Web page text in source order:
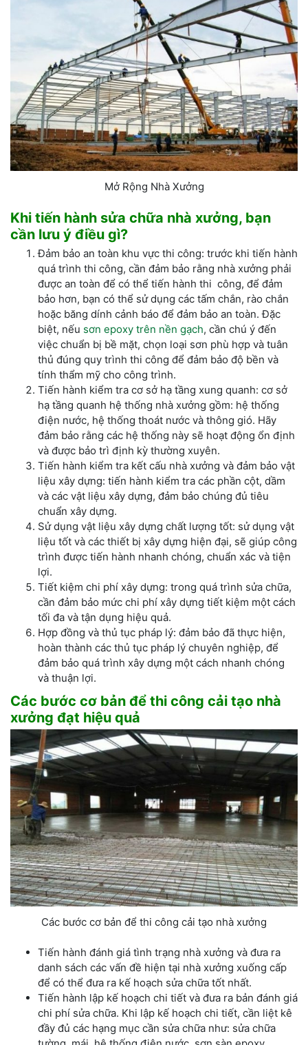
Mở Rộng Nhà Xưởng
Khi tiến hành sửa chữa nhà xưởng, bạn
cần lưu ý điều gì?
Đảm bảo an toàn khu vực thi công: trước khi tiến hành
quá trình thi công, cần đảm bảo rằng nhà xưởng phải
được an toàn để có thể tiến hành thi công, để đảm
bảo hơn, bạn có thể sử dụng các tấm chắn, rào chắn
hoặc băng dính cảnh báo để đảm bảo an toàn. Đặc
biệt, nếu sơn epoxy trên nền gạch, cần chú ý đến
việc chuẩn bị bề mặt, chọn loại sơn phù hợp và tuân
thủ đúng quy trình thi công để đảm bảo độ bền và
tính thẩm mỹ cho công trình.
Tiến hành kiểm tra cơ sở hạ tầng xung quanh: cơ sở
hạ tầng quanh hệ thống nhà xưởng gồm: hệ thống
điện nước, hệ thống thoát nước và thông gió. Hãy
đảm bảo rằng các hệ thống này sẽ hoạt động ổn định
và được bảo trì định kỳ thường xuyên.
Tiến hành kiểm tra kết cấu nhà xưởng và đảm bảo vật
liệu xây dựng: tiến hành kiểm tra các phần cột, dầm
và các vật liệu xây dựng, đảm bảo chúng đủ tiêu
chuẩn xây dựng.
Sử dụng vật liệu xây dựng chất lượng tốt: sử dụng vật
liệu tốt và các thiết bị xây dựng hiện đại, sẽ giúp công
trình được tiến hành nhanh chóng, chuẩn xác và tiện
lợi.
Tiết kiệm chi phí xây dựng: trong quá trình sửa chữa,
cần đảm bảo mức chi phí xây dựng tiết kiệm một cách
tối đa và tận dụng hiệu quả.
Hợp đồng và thủ tục pháp lý: đảm bảo đã thực hiện,
hoàn thành các thủ tục pháp lý chuyên nghiệp, để
đảm bảo quá trình xây dựng một cách nhanh chóng
và thuận lợi.
Các bước cơ bản để thi công cải tạo nhà
xưởng đạt hiệu quả
Các bước cơ bản để thi công cải tạo nhà xưởng
Tiến hành đánh giá tình trạng nhà xưởng và đưa ra
danh sách các vấn đề hiện tại nhà xưởng xuống cấp
để có thể đưa ra kế hoạch sửa chữa tốt nhất.
Tiến hành lập kế hoạch chi tiết và đưa ra bản đánh giá
chi phí sửa chữa. Khi lập kế hoạch chi tiết, cần liệt kê
đầy đủ các hạng mục cần sửa chữa như: sửa chữa